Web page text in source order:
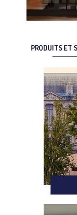
PRODUITS ET